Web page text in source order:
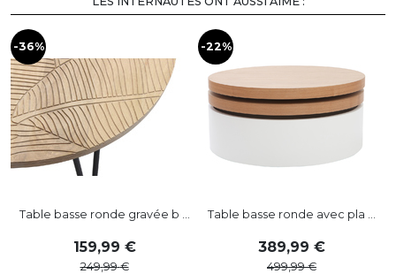
-36%
Table basse ronde gravée b ...
159,99
249,99
-22%
Table basse ronde avec pla ...
389,99
499,99